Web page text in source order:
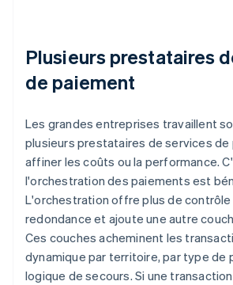
Plusieurs prestataires
de paiement
Les grandes entreprises travaillent
plusieurs prestataires de services de
affiner les coûts ou la performance.
l'orchestration des paiements est
L'orchestration offre plus de
redondance et ajoute une autre
Ces couches acheminent les
dynamique par territoire, par type de
logique de secours. Si une